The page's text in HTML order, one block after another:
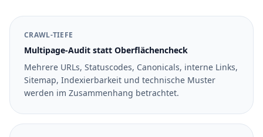
CRAWL-TIEFE
Multipage-Audit statt Oberflächencheck
Mehrere URLs, Statuscodes, Canonicals, interne Links,
Sitemap, Indexierbarkeit und technische Muster
werden im Zusammenhang betrachtet.